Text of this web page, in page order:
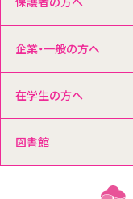
企業・一般の方へ
在学生の方へ
図書館